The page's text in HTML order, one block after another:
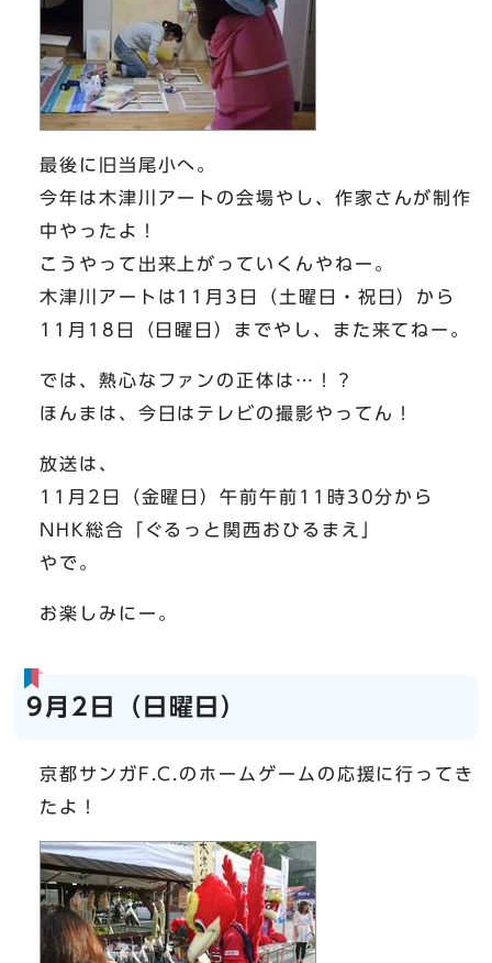
最後に旧当尾小へ。
今年は木津川アートの会場やし、作家さんが制作
中やったよ！
こうやって出来上がっていくんやねー。
木津川アートは11月3日（土曜日・祝日）から
11月18日（日曜日）までやし、また来てねー。
では、熱心なファンの正体は…！？
ほんまは、今日はテレビの撮影やってん！
放送は、
11月2日（金曜日）午前午前11時30分から
NHK総合「ぐるっと関西おひるまえ」
やで。
お楽しみにー。
9月2日（日曜日）
京都サンガF.C.のホームゲームの応援に行ってき
たよ！